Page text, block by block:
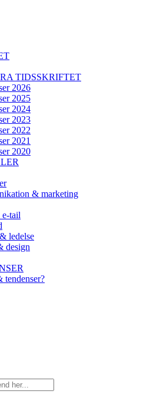
TIDSSKRIFTET
2026
2025
2024
2023
2022
2021
2020
& marketing
tail
ledelse
design